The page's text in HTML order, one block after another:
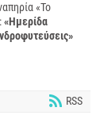
«Το
«Ημερίδα
RSS